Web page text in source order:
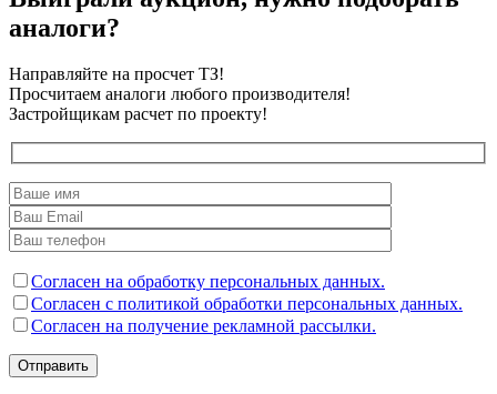
аналоги?
Направляйте на просчет ТЗ!
Просчитаем аналоги любого производителя!
Застройщикам расчет по проекту!
Согласен на обработку персональных данных.
Согласен с политикой обработки персональных данных.
Согласен на получение рекламной рассылки.
Отправить